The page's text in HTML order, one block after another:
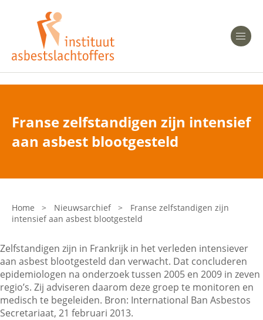
Heeft u Mesothelioom?
Heeft u Asbestose?
Bent u arts?
Asbest en Gezondheid
Laatste nieuws
Onze organisatie
Veelgestelde vragen
Contactgegevens
Franse zelfstandigen zijn intensief
aan asbest blootgesteld
Home > Nieuwsarchief >
Franse zelfstandigen zijn
intensief aan asbest blootgesteld
Zelfstandigen zijn in Frankrijk in het verleden intensiever
aan asbest blootgesteld dan verwacht. Dat concluderen
epidemiologen na onderzoek tussen 2005 en 2009 in zeven
regio’s. Zij adviseren daarom deze groep te monitoren en
medisch te begeleiden. Bron: International Ban Asbestos
Secretariaat, 21 februari 2013.